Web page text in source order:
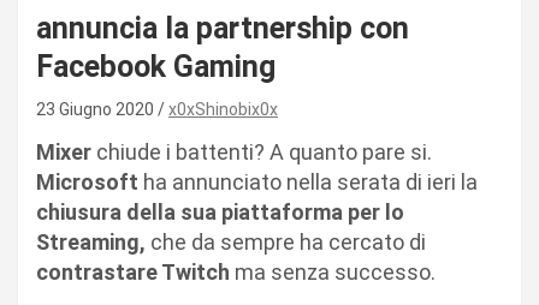
annuncia la partnership con
Facebook Gaming
23 Giugno 2020 x0xShinobix0x
Mixer chiude i battenti? A quanto pare si.
Microsoft ha annunciato nella serata di ieri la
chiusura della sua piattaforma per lo
Streaming, che da sempre ha cercato di
contrastare Twitch ma senza successo.